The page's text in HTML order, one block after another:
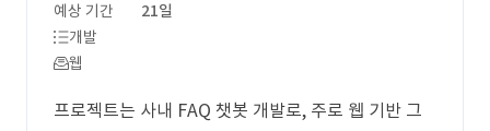
예상 기간
21일
개발
웹
프로젝트는 사내 FAQ 챗봇 개발로, 주로 웹 기반 그